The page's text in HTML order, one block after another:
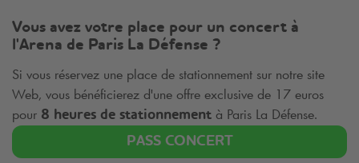
Vous avez votre place pour un concert à
l'Arena de Paris La Défense ?
Si vous réservez une place de stationnement sur notre site
Web, vous bénéficierez d'une offre exclusive de 17 euros
pour 8 heures de stationnement à Paris La Défense.
PASS CONCERT